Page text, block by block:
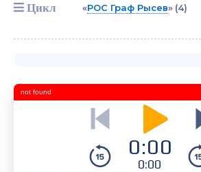
Цикл «РОС Граф Рысев» (4)
0:00
0:00
not found